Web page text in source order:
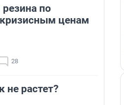
резина по
ценам
28
не растет?